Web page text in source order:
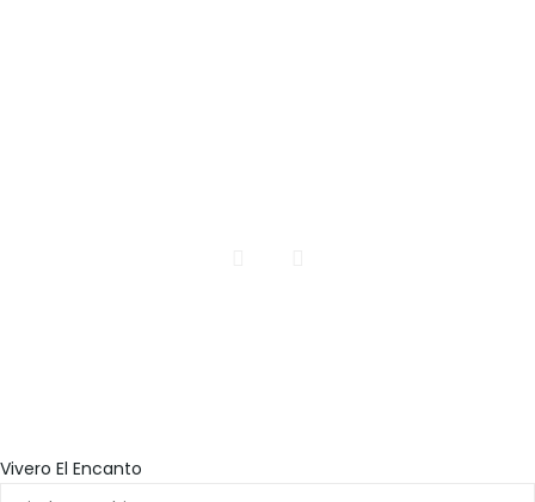
Vivero El Encanto